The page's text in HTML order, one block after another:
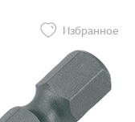
Избранное